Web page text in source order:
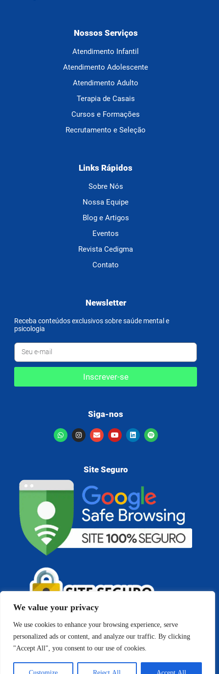
We value your privacy
We use cookies to enhance your browsing experience, serve
personalized ads or content, and analyze our traffic. By clicking
"Accept All", you consent to our use of cookies.
Nossos Serviços
Atendimento Infantil
Atendimento Adolescente
Atendimento Adulto
Terapia de Casais
Cursos e Formações
Recrutamento e Seleção
Links Rápidos
Sobre Nós
Nossa Equipe
Blog e Artigos
Eventos
Revista Cedigma
Contato
Newsletter
Receba conteúdos exclusivos sobre saúde mental e
psicologia
Inscrever-se
Siga-nos
Site Seguro
Copyright © 2026 Cedigma - Psicologia e Análise do
Comportamento | Todos os direitos reservados